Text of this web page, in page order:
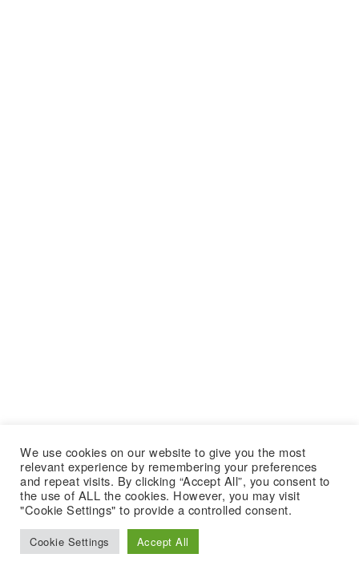
We use cookies on our website to give you the most
relevant experience by remembering your preferences
and repeat visits. By clicking “Accept All”, you consent to
the use of ALL the cookies. However, you may visit
"Cookie Settings" to provide a controlled consent.
Cookie Settings Accept All